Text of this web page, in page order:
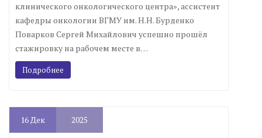
клинического онкологического центра», ассистент
кафедры онкологии ВГМУ им. Н.Н. Бурденко
Поварков Сергей Михайлович успешно прошёл
стажировку на рабочем месте в…
Подробнее
16Дек 2025